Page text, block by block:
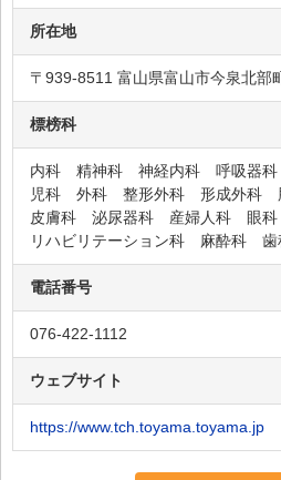
富山協立病院
富山城南病院
野村病院
藤の木病院
北聖病院
政岡内科病院
三輪病院
おおやま病院
有沢橋病院
所在地
〒939-8511 富山県富山市今泉北
標榜科
内科 精神科 神経内科 呼吸器
児科 外科 整形外科 形成外科
皮膚科 泌尿器科 産婦人科 眼
リハビリテーション科 麻酔科 歯
電話番号
076-422-1112
ウェブサイト
https://www.tch.toyama.toyama.jp